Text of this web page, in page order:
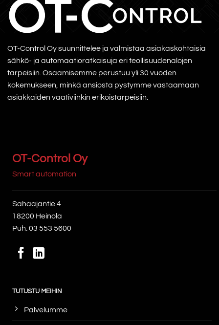
OT-Control Oy suunnittelee ja valmistaa asiakaskohtaisia
sähkö- ja automaatioratkaisuja eri teollisuudenalojen
tarpeisiin. Osaamisemme perustuu yli 30 vuoden
kokemukseen, minkä ansiosta pystymme vastaamaan
asiakkaiden vaativiinkin erikoistarpeisiin.
OT-Control Oy
Smart automation
Sahaajantie 4
18200 Heinola
Puh.03 553 5600
TUTUSTU MEIHIN
Palvelumme